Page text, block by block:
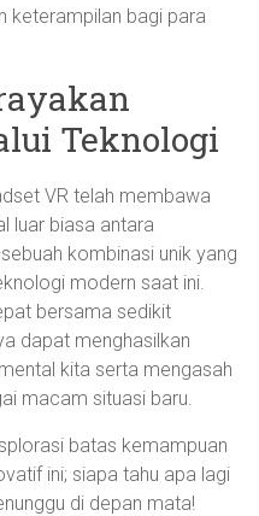
keterampilan bagi para
Teknologi
VR telah membawa
luar biasa antara
kombinasi unik yang
modern saat ini.
bersama sedikit
dapat menghasilkan
kita serta mengasah
macam situasi baru.
batas kemampuan
ini; siapa tahu apa lagi
di depan mata!